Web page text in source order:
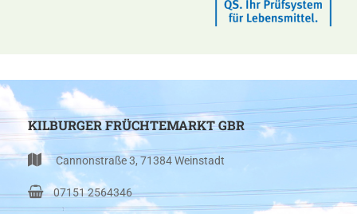
KILBURGER FRÜCHTEMARKT GBR
Cannonstraße 3, 71384 Weinstadt
07151 2564346